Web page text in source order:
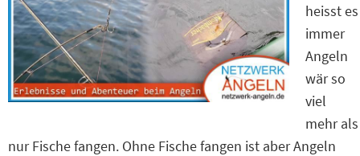
heisst es
immer
Angeln
wär so
viel
mehr als
nur Fische fangen. Ohne Fische fangen ist aber Angeln